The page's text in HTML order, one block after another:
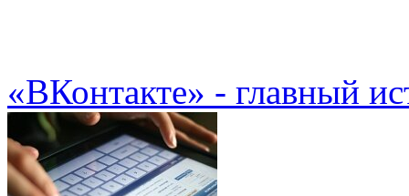
«ВКонтакте» - главный